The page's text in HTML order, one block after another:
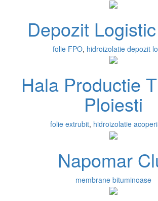
Depozit
folie FPO, hidroizolatie depozit
Hala Productie
Ploiesti
folie extrubit, hidroizolatie
Napomar
membrane bituminoase